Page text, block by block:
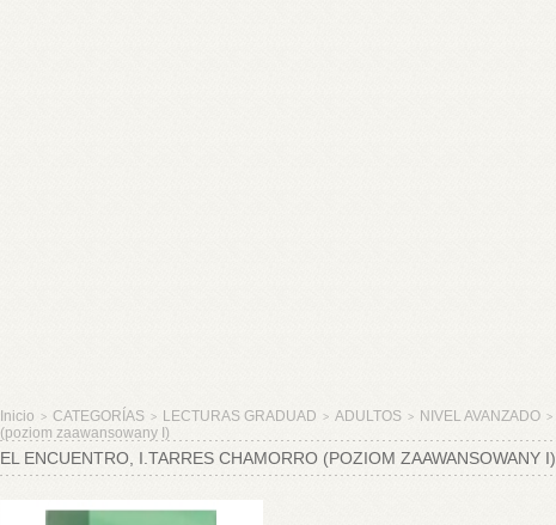
Inicio > CATEGORÍAS > LECTURAS GRADUAD > ADULTOS > NIVEL AVANZADO >
(poziom zaawansowany I)
EL ENCUENTRO, I.TARRES CHAMORRO (POZIOM ZAAWANSOWANY I)